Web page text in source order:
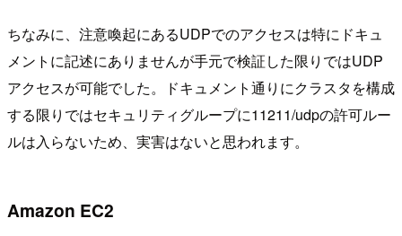
ちなみに、注意喚起にあるUDPでのアクセスは特にドキュ
メントに記述にありませんが手元で検証した限りではUDP
アクセスが可能でした。ドキュメント通りにクラスタを構成
する限りではセキュリティグループに11211/udpの許可ルー
ルは入らないため、実害はないと思われます。
Amazon EC2